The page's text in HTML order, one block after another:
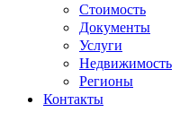
Стоимость
Документы
Услуги
Недвижимость
Регионы
Контакты